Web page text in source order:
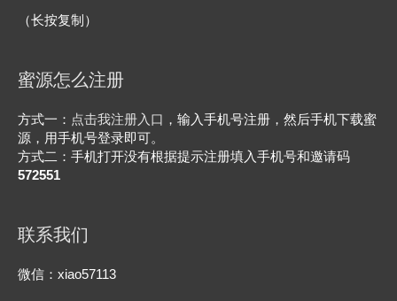
（长按复制）
蜜源怎么注册
方式一： 点击我注册入口 ，输入手机号注册，然后手机下载蜜
源，用手机号登录即可。
方式二：手机打开没有根据提示注册填入手机号和邀请码
572551
联系我们
微信：xiao57113